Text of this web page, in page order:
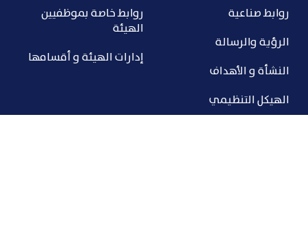
روابط صناعية
الرؤية والرسالة
النشأة و الأهداف
الهيكل التنظيمي
روابط خاصة بموظفيين
الهيئة
إدارات الهيئة و أقسامها